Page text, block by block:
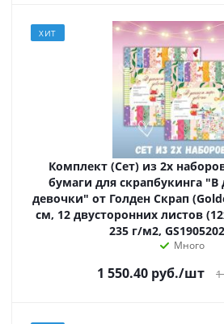
ХИТ
Комплект (Сет) из 2х
бумаги для скрапбукинга
девочки" от Голден Скрап
см, 12 двусторонних листов
235 г/м2,
Много
1 550.40 руб./шт 1